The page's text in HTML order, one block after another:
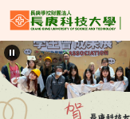
跳
到
主
要
內
容